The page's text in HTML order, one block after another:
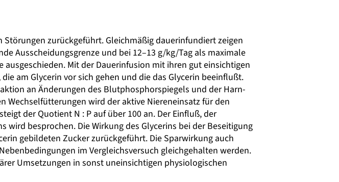
zurückgeführt. Gleichmäßig dauerinfundiert zeigen
Ausscheidungsgrenze und bei 12–13 g/kg/Tag als maximale
Mit der Dauerinfusion mit ihren gut einsichtigen
am Glycerin vor sich gehen und die das Glycerin beeinflußt.
an Änderungen des Blutphosphorspiegels und der Harn-
wird der aktive Niereneinsatz für den
der Quotient N : P auf über 100 an. Der Einfluß, der
besprochen. Die Wirkung des Glycerins bei der Beseitigung
gebildeten Zucker zurückgeführt. Die Sparwirkung auch
im Vergleichsversuch gleichgehalten werden.
Umsetzungen in sonst uneinsichtigen physiologischen